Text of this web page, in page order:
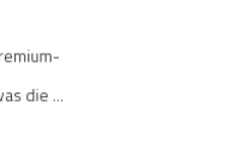
die ...